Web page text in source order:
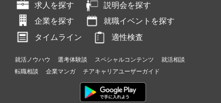
求人を探す
説明会を探す
企業を探す
就職イベントを探す
タイムライン
適性検査
就活ノウハウ 選考体験談 スペシャルコンテンツ
就活相談
転職相談
企業マンガ チアキャリアユーザーガイド